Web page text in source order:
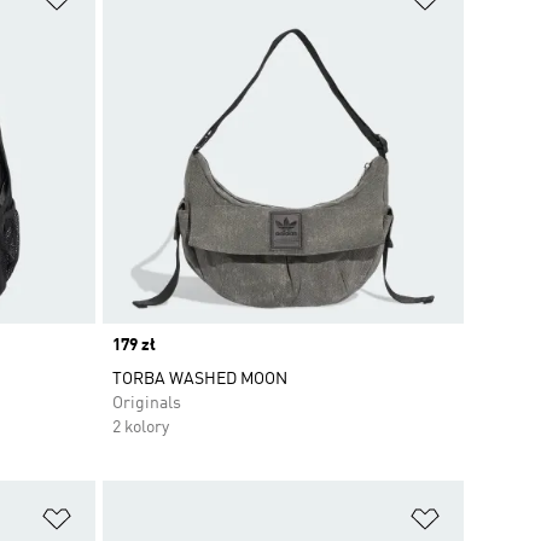
Price
179 zł
TORBA WASHED MOON
Originals
2 kolory